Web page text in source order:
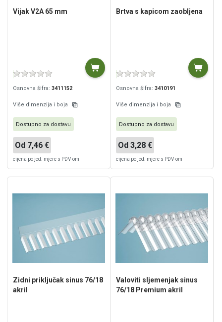
Vijak V2A 65 mm
Osnovna šifra: 3411152
Više dimenzija i boja
Dostupno za dostavu
Od 7,46 €
cijena po jed. mjere s PDV-om
Brtva s kapicom zaobljena
Osnovna šifra: 3410191
Više dimenzija i boja
Dostupno za dostavu
Od 3,28 €
cijena po jed. mjere s PDV-om
Zidni priključak sinus 76/18
akril
Valoviti sljemenjak sinus
76/18 Premium akril